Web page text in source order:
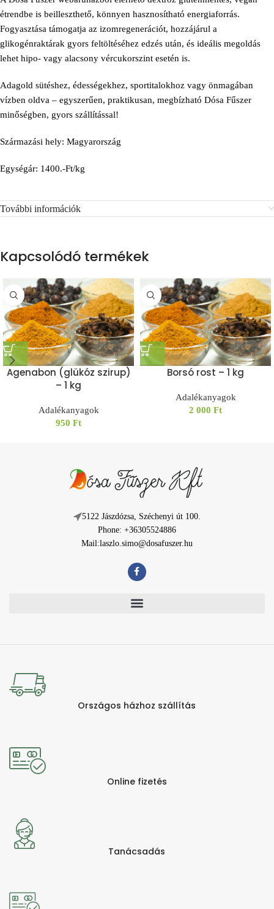
étrendbe is beilleszthető, könnyen hasznosítható energiaforrás.
Fogyasztása támogatja az izomregenerációt, hozzájárul a
glikogénraktárak gyors feltöltéséhez edzés után, és ideális megoldás
lehet hipo- vagy alacsony vércukorszint esetén is.
Adagold sütéshez, édességekhez, sportitalokhoz vagy önmagában
vízben oldva – egyszerűen, praktikusan, megbízható Dósa Fűszer
minőségben, gyors szállítással!
Származási hely: Magyarország
Egységár: 1400.-Ft/kg
További információk
Kapcsolódó termékek
Agenabon (glükóz szirup)
– 1 kg
Adalékanyagok
950 Ft
Borsó rost – 1 kg
Adalékanyagok
2 000 Ft
5122 Jászdózsa, Széchenyi út 100.
Phone: +36305524886
Mail:laszlo.simo@dosafuszer.hu
Országos házhoz szállítás
Online fizetés
Tanácsadás